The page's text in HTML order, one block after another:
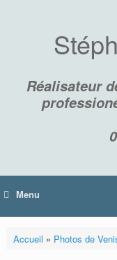
Réalisateur
Menu
Accueil » Photos de